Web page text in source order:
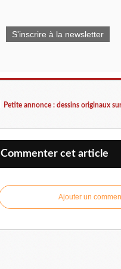
S'inscrire à la newsletter
Petite annonce : dessins originaux
Commenter cet article
Ajouter un